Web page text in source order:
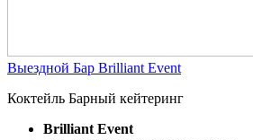
Выездной Бар Brilliant Event
Коктейль Барный кейтеринг
Brilliant Event